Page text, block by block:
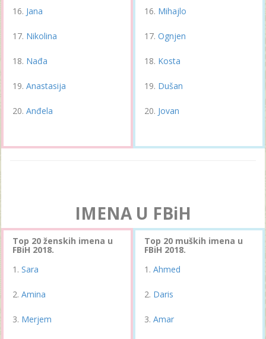
Jana
Nikolina
Nađa
Anastasija
Anđela
Mihajlo
Ognjen
Kosta
Dušan
Jovan
IMENA U FBiH
Top 20 ženskih imena u
FBiH 2018.
Sara
Amina
Merjem
Top 20 muških imena u
FBiH 2018.
Ahmed
Daris
Amar